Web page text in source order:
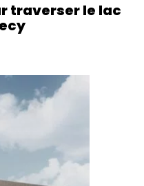
traverser le lac